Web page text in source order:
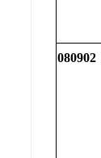
080902